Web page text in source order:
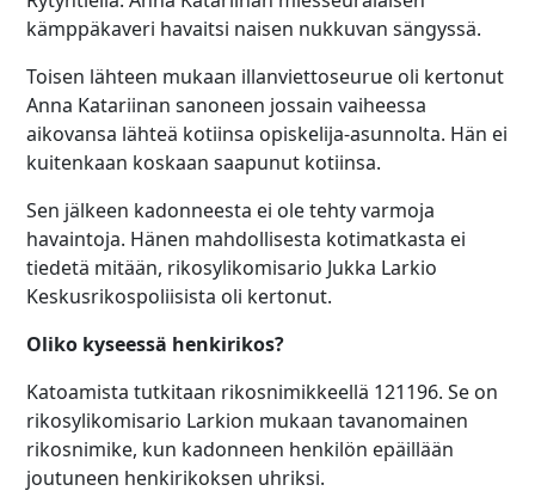
kämppäkaveri havaitsi naisen nukkuvan sängyssä.
Toisen lähteen mukaan illanviettoseurue oli kertonut
Anna Katariinan sanoneen jossain vaiheessa
aikovansa lähteä kotiinsa opiskelija-asunnolta. Hän ei
kuitenkaan koskaan saapunut kotiinsa.
Sen jälkeen kadonneesta ei ole tehty varmoja
havaintoja. Hänen mahdollisesta kotimatkasta ei
tiedetä mitään, rikosylikomisario Jukka Larkio
Keskusrikospoliisista oli kertonut.
Oliko kyseessä henkirikos?
Katoamista tutkitaan rikosnimikkeellä 121196. Se on
rikosylikomisario Larkion mukaan tavanomainen
rikosnimike, kun kadonneen henkilön epäillään
joutuneen henkirikoksen uhriksi.